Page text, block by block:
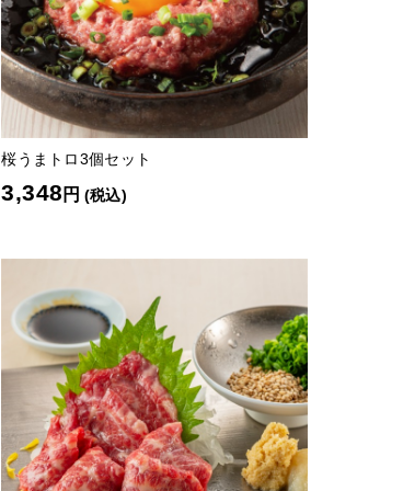
桜うまトロ3個セット
3,348 円 (税込)